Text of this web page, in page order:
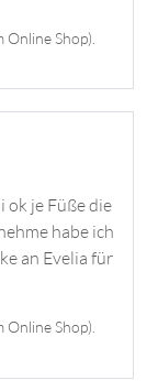
Shop).
ok je Füße die
habe ich
an Evelia für
Shop).